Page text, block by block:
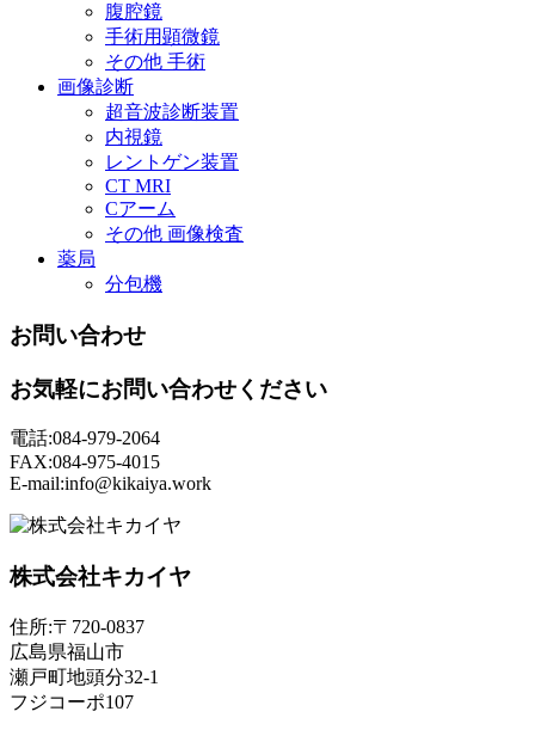
腹腔鏡
手術用顕微鏡
その他 手術
画像診断
超音波診断装置
内視鏡
レントゲン装置
CT MRI
Cアーム
その他 画像検査
薬局
分包機
お問い合わせ
お気軽にお問い合わせください
電話:084-979-2064
FAX:084-975-4015
E-mail:info@kikaiya.work
株式会社キカイヤ
住所:〒720-0837
広島県福山市
瀬戸町地頭分32-1
フジコーポ107